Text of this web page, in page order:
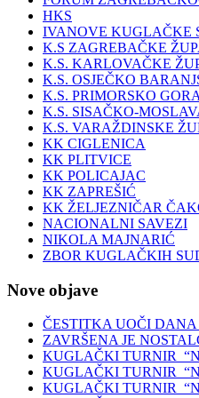
HKS
IVANOVE KUGLAČKE
K.S ZAGREBAČKE
K.S. KARLOVAČKE
K.S. OSJEČKO
K.S. PRIMORSKO
K.S. SISAČKO-
K.S. VARAŽDINSKE
KK CIGLENICA
KK PLITVICE
KK POLICAJAC
KK ZAPREŠIĆ
KK ŽELJEZNIČAR
NACIONALNI SAVEZI
NIKOLA MAJNARIĆ
ZBOR KUGLAČKIH
Nove objave
ČESTITKA UOČI DANA
ZAVRŠENA JE
KUGLAČKI TURNIR
KUGLAČKI TURNIR
KUGLAČKI TURNIR